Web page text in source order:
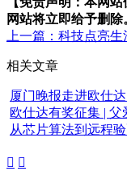
网站将立即给予删
上一篇：科技点亮
相关文章
厦门晚报走进欧仕
欧仕达有奖征集 | 父
从芯片算法到远程
 